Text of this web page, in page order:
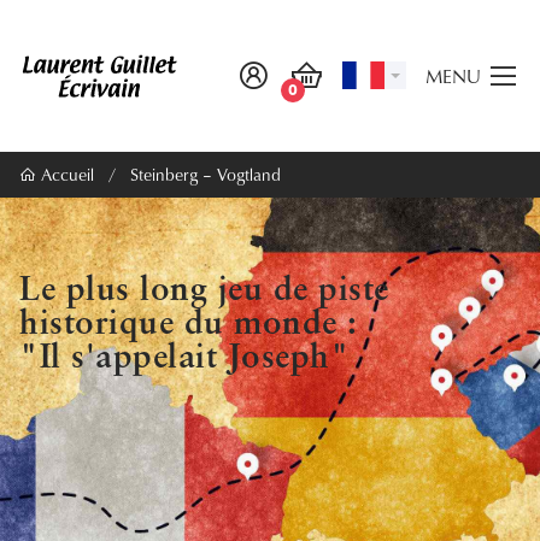
0
MENU
Accueil / Steinberg – Vogtland
Le plus long jeu de piste
historique du monde :
"Il s'appelait Joseph"